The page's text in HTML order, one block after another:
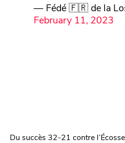
— Fédé 🇫🇷 de la
February 11, 2023
Du succès 32-21 contre